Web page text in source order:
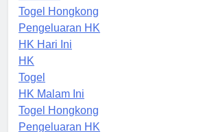
Data HK
Togel Hongkong
Pengeluaran HK
HK Hari Ini
HK
Togel
HK Malam Ini
Togel Hongkong